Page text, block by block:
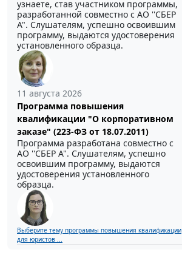
узнаете, став участником программы,
разработанной совместно с АО ''СБЕР
А". Слушателям, успешно освоившим
программу, выдаются удостоверения
установленного образца.
11 августа 2026
Программа повышения
квалификации "О корпоративном
заказе" (223-ФЗ от 18.07.2011)
Программа разработана совместно с
АО ''СБЕР А". Слушателям, успешно
освоившим программу, выдаются
удостоверения установленного
образца.
Выберите тему программы повышения квалификации
для юристов ...